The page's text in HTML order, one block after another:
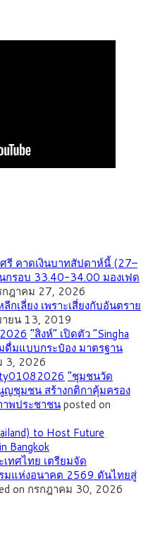
รี คาดเงินบาทสัปดาห์นี้ (27–
กรอบ 33.40-34.00 มองเฟด
กฎาคม 27, 2026
กเลี่ยง เพราะเสี่ยงกับอันตราย
ายน 13, 2019
“สิงห์” เปิดตัว “Singha
ดื่มแบบกระป๋อง มาตรฐาน
3, 2026
”ชุมชนวัด
ชุมชน สร้างกติกาคุ้มครอง
พประชาชนposted on
เทศไทย เตรียมจัด
มแห่งอนาคต 2569 ดันไทยสู่
on กรกฎาคม 30, 2026